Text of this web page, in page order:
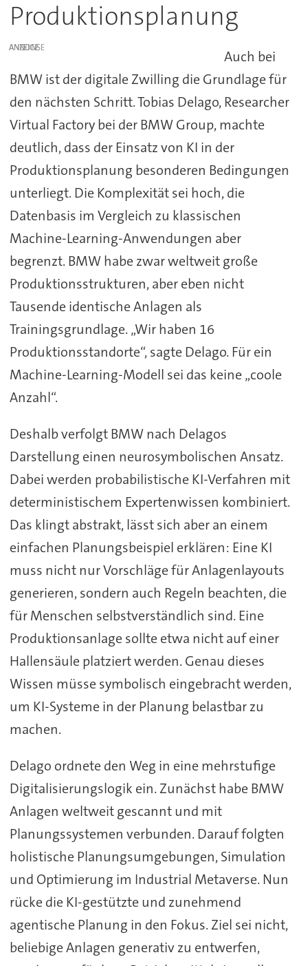
Produktionsplanung
ANZEIGE
Auch bei
BMW ist der digitale Zwilling die Grundlage für
den nächsten Schritt. Tobias Delago, Researcher
Virtual Factory bei der BMW Group, machte
deutlich, dass der Einsatz von KI in der
Produktionsplanung besonderen Bedingungen
unterliegt. Die Komplexität sei hoch, die
Datenbasis im Vergleich zu klassischen
Machine-Learning-Anwendungen aber
begrenzt. BMW habe zwar weltweit große
Produktionsstrukturen, aber eben nicht
Tausende identische Anlagen als
Trainingsgrundlage. „Wir haben 16
Produktionsstandorte“, sagte Delago. Für ein
Machine-Learning-Modell sei das keine „coole
Anzahl“.
Deshalb verfolgt BMW nach Delagos
Darstellung einen neurosymbolischen Ansatz.
Dabei werden probabilistische KI-Verfahren mit
deterministischem Expertenwissen kombiniert.
Das klingt abstrakt, lässt sich aber an einem
einfachen Planungsbeispiel erklären: Eine KI
muss nicht nur Vorschläge für Anlagenlayouts
generieren, sondern auch Regeln beachten, die
für Menschen selbstverständlich sind. Eine
Produktionsanlage sollte etwa nicht auf einer
Hallensäule platziert werden. Genau dieses
Wissen müsse symbolisch eingebracht werden,
um KI-Systeme in der Planung belastbar zu
machen.
Delago ordnete den Weg in eine mehrstufige
Digitalisierungslogik ein. Zunächst habe BMW
Anlagen weltweit gescannt und mit
Planungssystemen verbunden. Darauf folgten
holistische Planungsumgebungen, Simulation
und Optimierung im Industrial Metaverse. Nun
rücke die KI-gestützte und zunehmend
agentische Planung in den Fokus. Ziel sei nicht,
beliebige Anlagen generativ zu entwerfen,